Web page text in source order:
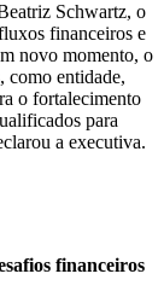
Schwartz, o
financeiros e
novo momento, o
como entidade,
o fortalecimento
para
a executiva.
financeiros